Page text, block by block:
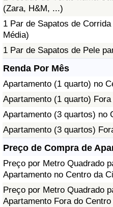
(Zara, H&M, ...)
1 Par de Sapatos de
Média)
1 Par de Sapatos de Pele
Renda Por Mês
Apartamento (1 quarto) no
Apartamento (1 quarto)
Apartamento (3 quartos) no
Apartamento (3 quartos)
Preço de Compra de
Preço por Metro Quadrado
Apartamento no Centro da
Preço por Metro Quadrado
Apartamento Fora do